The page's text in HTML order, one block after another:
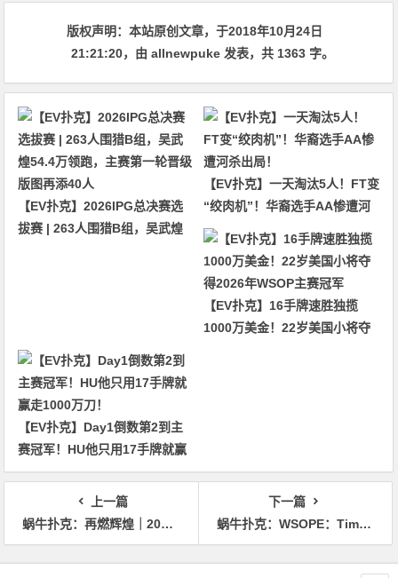
版权声明：本站原创文章，于2018年10月24日
21:21:20，由allnewpuke 发表，共 1363 字。
【EV扑克】2026IPG总决赛选
拔赛 | 263人围猎B组，吴武煌
【EV扑克】一天淘汰5人！FT变
“绞肉机”！华裔选手AA惨遭河
杀出局！
【EV扑克】16手牌速胜独揽
1000万美金！22岁美国小将夺
【EV扑克】Day1倒数第2到主
赛冠军！HU他只用17手牌就赢
走1000万刀！
上一篇
蜗牛扑克：再燃辉煌｜2018北京杯定档12月7日-12月18日开赛，赛程公布
下一篇
蜗牛扑克：WSOPE：Timur Margolin赢得第五项赛事冠军
文